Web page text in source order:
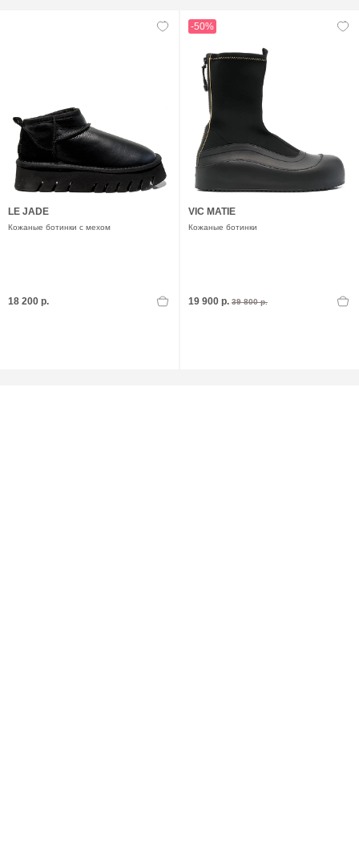
LE JADE
Кожаные ботинки с мехом
18 200 р.
-50%
VIC MATIE
Кожаные ботинки
19 900 р. 39 800 р.